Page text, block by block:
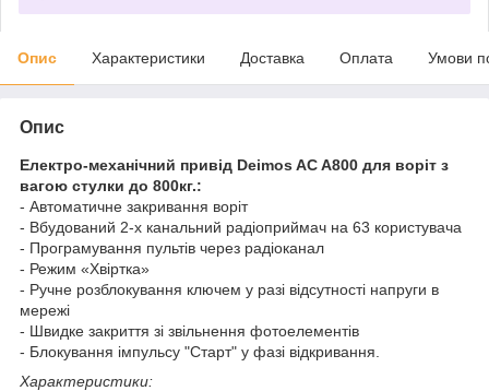
Опис Характеристики Доставка Оплата Умови
Опис
Електро-механічний привід Deimos AC A800 для воріт з
вагою стулки до 800кг.:
- Автоматичне закривання воріт
- Вбудований 2-х канальний радіоприймач на 63 користувача
- Програмування пультів через радіоканал
- Режим «Хвіртка»
- Ручне розблокування ключем у разі відсутності напруги в
мережі
- Швидке закриття зі звільнення фотоелементів
- Блокування імпульсу "Старт" у фазі відкривання.
Характеристики: